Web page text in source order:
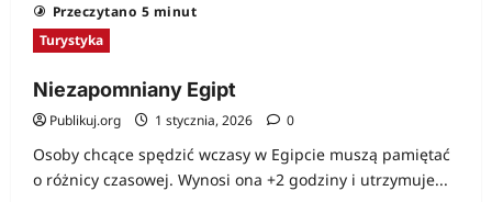
I
Przeczytano 5 minut
Turystyka
Niezapomniany Egipt
Publikuj.org 1 stycznia, 2026 0
Osoby chcące spędzić wczasy w Egipcie muszą pamiętać
o różnicy czasowej. Wynosi ona +2 godziny i utrzymuje...